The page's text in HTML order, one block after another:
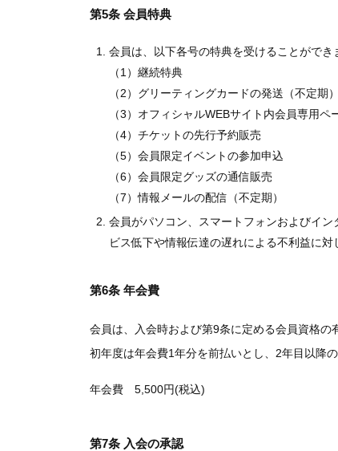
第5条 会員特典
会員は、以下各号の特典を受けることができ
（1）継続特典
（2）グリーティングカードの発送（不定期）
（3）オフィシャルWEBサイト内会員専用ペ
（4）チケットの先行予約販売
（5）会員限定イベントの参加申込
（6）会員限定グッズの通信販売
（7）情報メールの配信（不定期）
会員がパソコン、スマートフォンおよびイ
ビス低下や情報伝達の遅れによる不利益に
第6条 年会費
会員は、入会時および第9条に定める会員資格の
初年度は年会費1年分を前払いとし、2年目以降
年会費 5,500円(税込)
第7条 入会の承認